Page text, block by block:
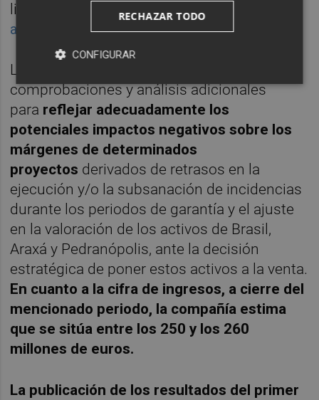
limitada, que ha decidido realizar, con
asistencia de su auditor Ernst & Young (EY).
La conclusión de dicha revisión requiere de
comprobaciones y análisis adicionales
para reflejar adecuadamente los
potenciales impactos negativos sobre los
márgenes de determinados
proyectos derivados de retrasos en la
ejecución y/o la subsanación de incidencias
durante los periodos de garantía y el ajuste
en la valoración de los activos de Brasil,
Araxá y Pedranópolis, ante la decisión
estratégica de poner estos activos a la venta.
En cuanto a la cifra de ingresos, a cierre del
mencionado periodo, la compañía estima
que se sitúa entre los 250 y los 260
millones de euros.
La publicación de los resultados del primer
RECHAZAR TODO
CONFIGURAR